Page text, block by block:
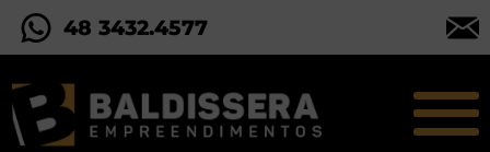
48 3432.4577